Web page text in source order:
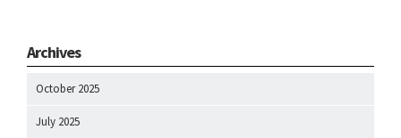
Archives
October 2025
July 2025